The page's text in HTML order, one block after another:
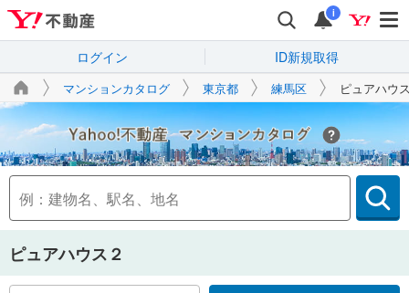
i
ログイン ID新規取得
マンションカタログ 東京都 練馬区 ピュアハウ
Yahoo!不動産
ピュアハウス２